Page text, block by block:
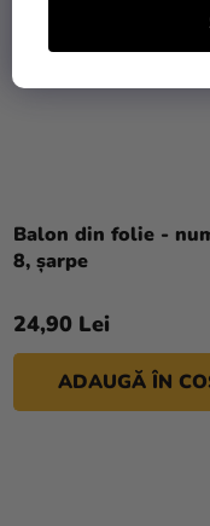
Balon din folie -
8, șarpe
24,90 Lei
ADAUGĂ ÎN